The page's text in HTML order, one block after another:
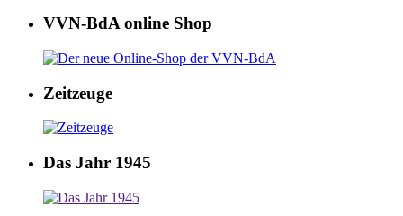
VVN-BdA online Shop
Zeitzeuge
Das Jahr 1945